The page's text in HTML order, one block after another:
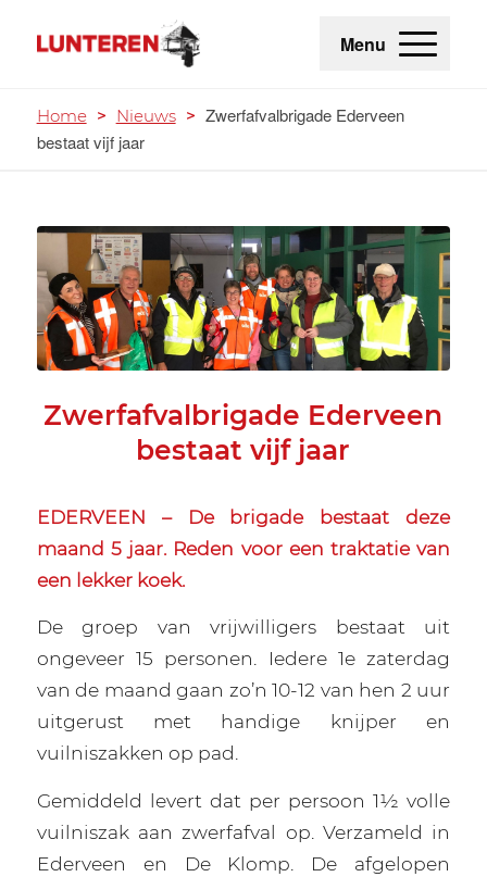
Menu
Home > Nieuws > Zwerfafvalbrigade Ederveen
bestaat vijf jaar
Zwerfafvalbrigade Ederveen
bestaat vijf jaar
EDERVEEN – De brigade bestaat deze
maand 5 jaar. Reden voor een traktatie van
een lekker koek.
De groep van vrijwilligers bestaat uit
ongeveer 15 personen. Iedere 1e zaterdag
van de maand gaan zo’n 10-12 van hen 2 uur
uitgerust met handige knijper en
vuilniszakken op pad.
Gemiddeld levert dat per persoon 1½ volle
vuilniszak aan zwerfafval op. Verzameld in
Ederveen en De Klomp. De afgelopen